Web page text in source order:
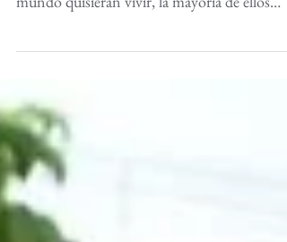
preguntamos a las personas en qué tipo de